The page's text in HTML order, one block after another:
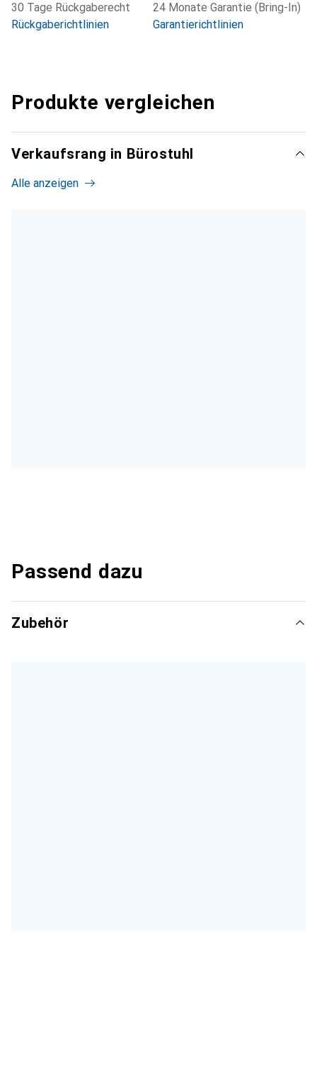
30 Tage Rückgaberecht
Rückgaberichtlinien
24 Monate Garantie (Bring-In)
Garantierichtlinien
Produkte vergleichen
Verkaufsrang in Bürostuhl
Alle anzeigen
Passend dazu
Zubehör